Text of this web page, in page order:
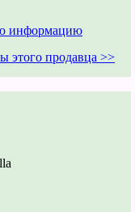
информацию
этого продавца >>